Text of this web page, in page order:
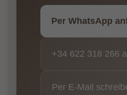
Per WhatsApp
+34 622 318 266
Per E-Mail